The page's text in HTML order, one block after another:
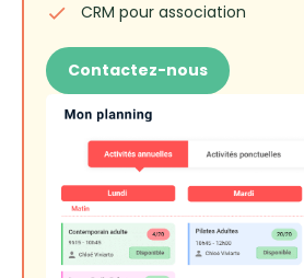
CRM pour association
Contactez-nous